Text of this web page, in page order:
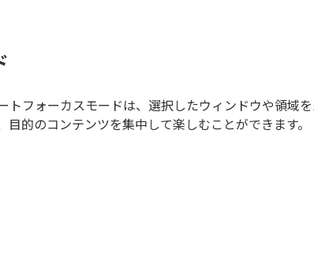
トフォーカスモードは、選択したウィンドウや領域
目的のコンテンツを集中して楽しむことができます。